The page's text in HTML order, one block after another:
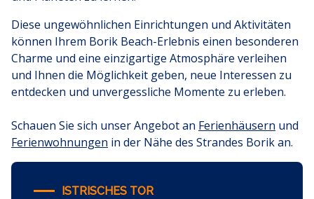
ISTRISCHES TOR
Diese ungewöhnlichen Einrichtungen und Aktivitäten
können Ihrem Borik Beach-Erlebnis einen besonderen
Charme und eine einzigartige Atmosphäre verleihen
und Ihnen die Möglichkeit geben, neue Interessen zu
entdecken und unvergessliche Momente zu erleben.
Schauen Sie sich unser Angebot an Ferienhäusern und
Ferienwohnungen in der Nähe des Strandes Borik an.